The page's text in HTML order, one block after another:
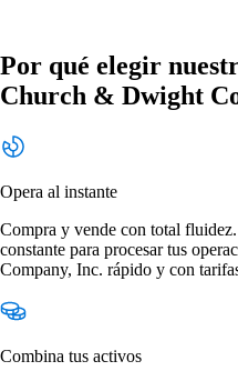
Por qué elegir
Church & Dwight
Opera al instante
Compra y vende con total
constante para procesar tus
Company, Inc. rápido y con
Combina tus activos